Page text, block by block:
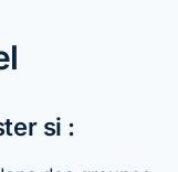
si :